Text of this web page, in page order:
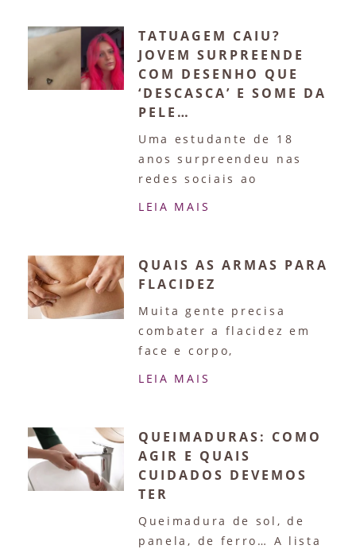
TATUAGEM CAIU?
JOVEM SURPREENDE
COM DESENHO QUE
‘DESCASCA’ E SOME DA
PELE…
Uma estudante de 18
anos surpreendeu nas
redes sociais ao
LEIA MAIS
QUAIS AS ARMAS PARA
FLACIDEZ
Muita gente precisa
combater a flacidez em
face e corpo,
LEIA MAIS
QUEIMADURAS: COMO
AGIR E QUAIS
CUIDADOS DEVEMOS
TER
Queimadura de sol, de
panela, de ferro… A lista